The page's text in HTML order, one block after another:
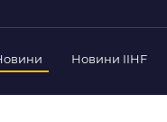
Новини IIHF